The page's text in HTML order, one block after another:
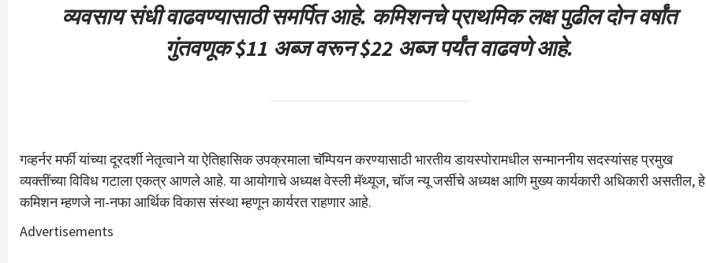
व्यवसाय संधी वाढवण्यासाठी समर्पित आहे. कमिशनचे प्राथमिक लक्ष पुढील दोन वर्षांत
गुंतवणूक $11 अब्ज वरून $22 अब्ज पर्यंत वाढवणे आहे.
गव्हर्नर मर्फी यांच्या दूरदर्शी नेतृत्वाने या ऐतिहासिक उपक्रमाला चॅम्पियन करण्यासाठी भारतीय डायस्पोरामधील सन्माननीय सदस्यांसह प्रमुख
व्यक्तींच्या विविध गटाला एकत्र आणले आहे. या आयोगाचे अध्यक्ष वेस्ली मॅथ्यूज, चॉज न्यू जर्सीचे अध्यक्ष आणि मुख्य कार्यकारी अधिकारी असतील, हे
कमिशन म्हणजे ना-नफा आर्थिक विकास संस्था म्हणून कार्यरत राहणार आहे.
Advertisements